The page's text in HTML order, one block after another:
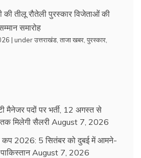
की तीलू रौतेली पुरस्कार विजेताओं की
समारोह
| underउत्तराखंड ताजा खबर पुरस्कार
मैनेजर पदों पर भर्ती, 12 अगस्त से
मिलेगी सैलरी August 7, 2026
कप 2026: 5 सितंबर को दुबई में आमने-
August 7, 2026